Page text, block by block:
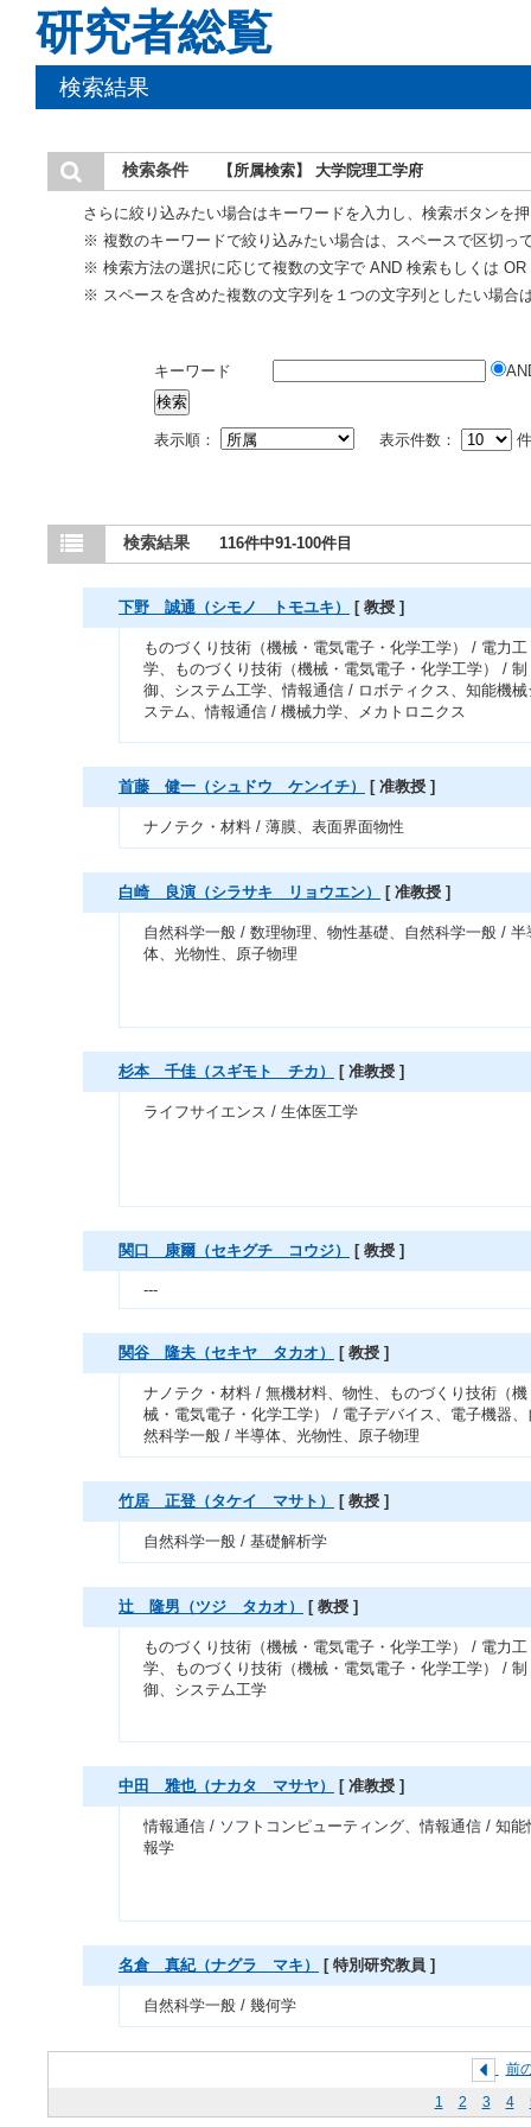
研究者総覧
検索結果
検索条件 【所属検索】 大学院理工学府
さらに絞り込みたい場合はキーワードを入力し、検索ボタンを
※ 複数のキーワードで絞り込みたい場合は、スペースで区切っ
※ 検索方法の選択に応じて複数の文字で AND 検索もしくは
※ スペースを含めた複数の文字列を１つの文字列としたい場合
キーワード
表示順： 表示件数：
検索結果 116件中91-100件目
下野 誠通（シモノ トモユキ） [ 教授 ]
ものづくり技術（機械・電気電子・化学工学） / 電力工
学、ものづくり技術（機械・電気電子・化学工学） / 制
御、システム工学、情報通信 / ロボティクス、知能機械
ステム、情報通信 / 機械力学、メカトロニクス
首藤 健一（シュドウ ケンイチ） [ 准教授 ]
ナノテク・材料 / 薄膜、表面界面物性
白崎 良演（シラサキ リョウエン） [ 准教授 ]
自然科学一般 / 数理物理、物性基礎、自然科学一般 / 半
体、光物性、原子物理
杉本 千佳（スギモト チカ） [ 准教授 ]
ライフサイエンス / 生体医工学
関口 康爾（セキグチ コウジ） [ 教授 ]
---
関谷 隆夫（セキヤ タカオ） [ 教授 ]
ナノテク・材料 / 無機材料、物性、ものづくり技術（機
械・電気電子・化学工学） / 電子デバイス、電子機器、
然科学一般 / 半導体、光物性、原子物理
竹居 正登（タケイ マサト） [ 教授 ]
自然科学一般 / 基礎解析学
辻 隆男（ツジ タカオ） [ 教授 ]
ものづくり技術（機械・電気電子・化学工学） / 電力工
学、ものづくり技術（機械・電気電子・化学工学） / 制
御、システム工学
中田 雅也（ナカタ マサヤ） [ 准教授 ]
情報通信 / ソフトコンピューティング、情報通信 / 知能
報学
名倉 真紀（ナグラ マキ） [ 特別研究教員 ]
自然科学一般 / 幾何学
前
1
2 3 4